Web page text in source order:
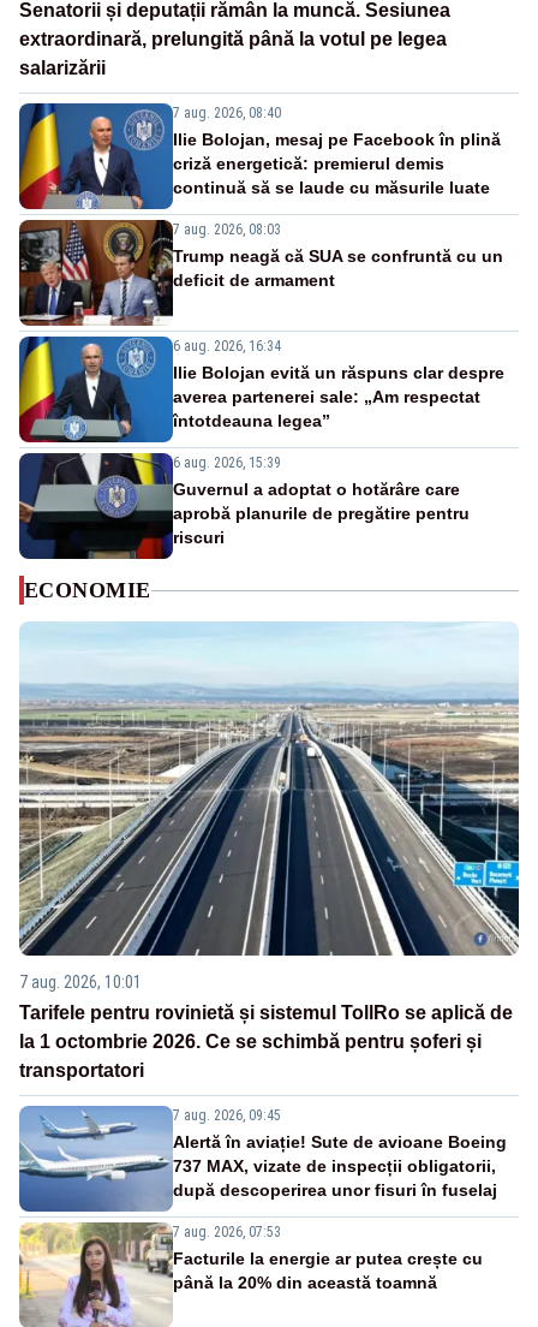
Senatorii și deputații rămân la muncă. Sesiunea
extraordinară, prelungită până la votul pe legea
salarizării
7 aug. 2026, 08:40
Ilie Bolojan, mesaj pe Facebook în plină
criză energetică: premierul demis
continuă să se laude cu măsurile luate
7 aug. 2026, 08:03
Trump neagă că SUA se confruntă cu un
deficit de armament
6 aug. 2026, 16:34
Ilie Bolojan evită un răspuns clar despre
averea partenerei sale: „Am respectat
întotdeauna legea”
6 aug. 2026, 15:39
Guvernul a adoptat o hotărâre care
aprobă planurile de pregătire pentru
riscuri
ECONOMIE
7 aug. 2026, 10:01
Tarifele pentru rovinietă și sistemul TollRo se aplică de
la 1 octombrie 2026. Ce se schimbă pentru șoferi și
transportatori
7 aug. 2026, 09:45
Alertă în aviație! Sute de avioane Boeing
737 MAX, vizate de inspecții obligatorii,
după descoperirea unor fisuri în fuselaj
7 aug. 2026, 07:53
Facturile la energie ar putea crește cu
până la 20% din această toamnă